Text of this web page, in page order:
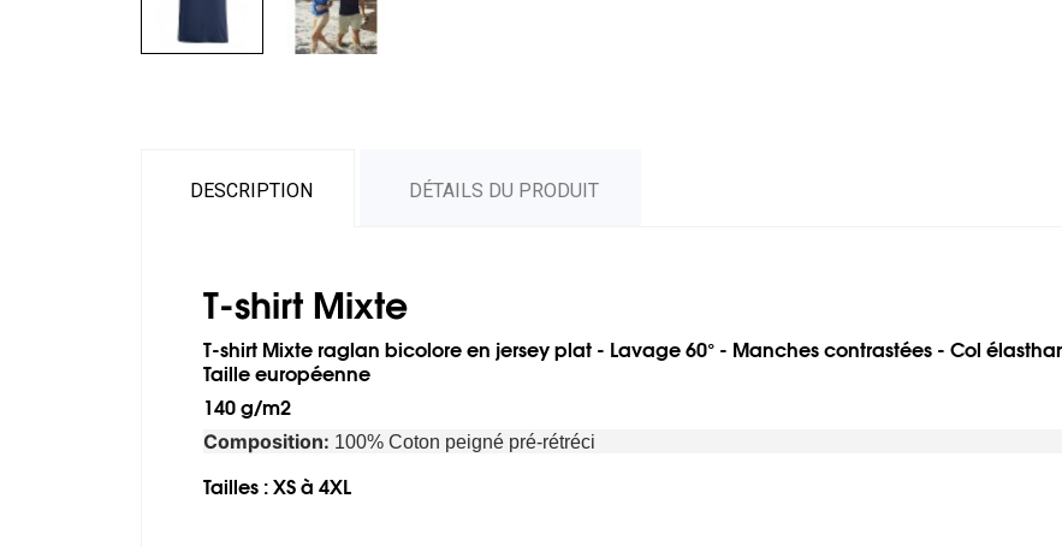
DESCRIPTION DÉTAILS DU PRODUIT
T-shirt Mixte
T-shirt Mixte raglan bicolore en jersey plat - Lavage 60° - Manches contrastées - Col
Taille européenne
140 g/m2
Composition: 100% Coton peigné pré-rétréci
Tailles : XS à 4XL